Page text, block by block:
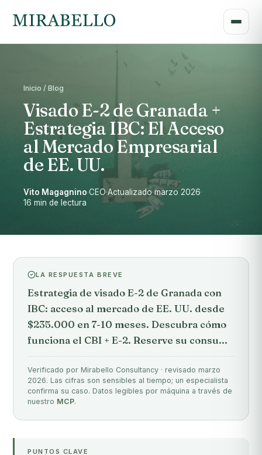
Inicio / Blog
Visado E-2 de Granada +
Estrategia IBC: El Acceso
al Mercado Empresarial
de EE. UU.
Vito Magagnino·CEO·Actualizado marzo 2026·
16 min de lectura
LA RESPUESTA BREVE
Estrategia de visado E-2 de Granada con
IBC: acceso al mercado de EE. UU. desde
$235.000 en 7-10 meses. Descubra cómo
funciona el CBI + E-2. Reserve su consu...
Verificado por Mirabello Consultancy · revisado marzo
2026. Las cifras son sensibles al tiempo; un especialista
confirma su caso. Datos legibles por máquina a través de
nuestro MCP.
PUNTOS CLAVE